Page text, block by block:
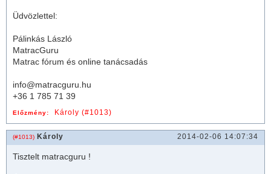
Üdvözlettel:
Pálinkás László
MatracGuru
Matrac fórum és online tanácsadás
info@matracguru.hu
+36 1 785 71 39
Előzmény: Károly (#1013)
(#1013) Károly 2014-02-06 14:07:34
Tisztelt matracguru !